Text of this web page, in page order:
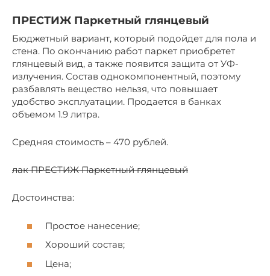
ПРЕСТИЖ Паркетный глянцевый
Бюджетный вариант, который подойдет для пола и
стена. По окончанию работ паркет приобретет
глянцевый вид, а также появится защита от УФ-
излучения. Состав однокомпонентный, поэтому
разбавлять вещество нельзя, что повышает
удобство эксплуатации. Продается в банках
объемом 1.9 литра.
Средняя стоимость – 470 рублей.
лак ПРЕСТИЖ Паркетный глянцевый
Достоинства:
Простое нанесение;
Хороший состав;
Цена;